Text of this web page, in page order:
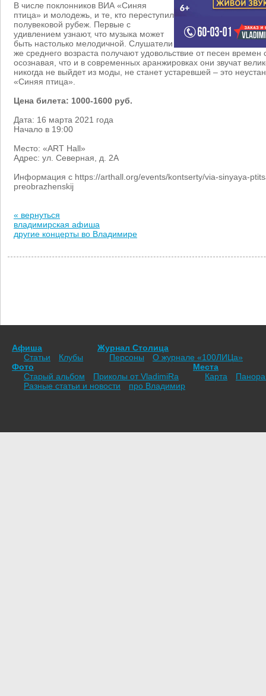
В числе поклонников ВИА «Синяя
птица» и молодежь, и те, кто переступил
полувековой рубеж. Первые с
удивлением узнают, что музыка может
быть настолько мелодичной. Слушатели
же среднего возраста получают удовольствие от песен времен
осознавая, что и в современных аранжировках они звучат
никогда не выйдет из моды, не станет устаревшей – это
«Синяя птица».
Цена билета: 1000-1600 руб.
Дата: 16 марта 2021 года
Начало в 19:00
Место: «ART Hall»
Адрес: ул. Северная, д. 2А
Информация с https://arthall.org/events/kontserty/via-sinyaya-
preobrazhenskij
« вернуться
владимирская афиша
другие концерты во Владимире
Афиша
Статьи
Клубы
Журнал Столица
Персоны
О журнале «100ЛИЦа»
Фото
Старый альбом
Приколы от VladimiRа
Места
Карта
Разные статьи и новости
про Владимир